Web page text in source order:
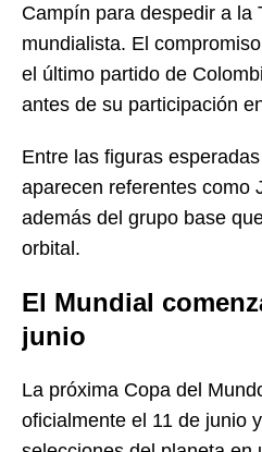
Campín para despedir a la
mundialista. El
el último partido de
antes de su participación
Entre las figuras
aparecen referentes como
además del grupo base
orbital.
El Mundial
junio
La próxima Copa del
oficialmente el 11 de junio